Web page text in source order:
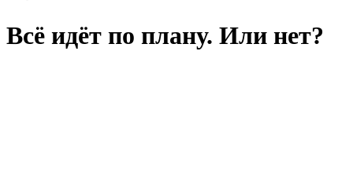
Всё идёт по плану. Или нет?